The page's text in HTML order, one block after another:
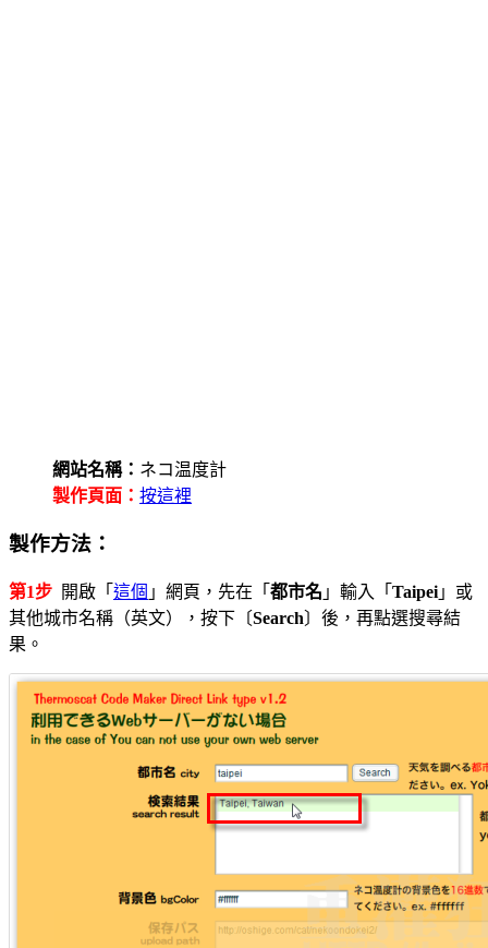
網站名稱： ネコ温度計
製作頁面： 按這裡
製作方法：
第1步 開啟「 這個 」網頁，先在「 都市名 」輸入「 Taipei 」或
其他城市名稱（英文），按下〔Search〕後，再點選搜尋結
果。